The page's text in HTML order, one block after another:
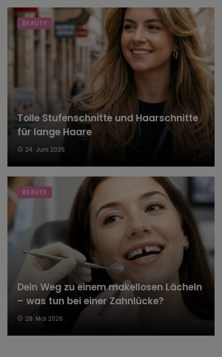
Tolle Stufenschnitte und Haarschnitte
für lange Haare
24. Juni 2026
BEAUTY
Dein Weg zu einem makellosen Lächeln
– was tun bei einer Zahnlücke?
28. Mai 2026
BEAUTY